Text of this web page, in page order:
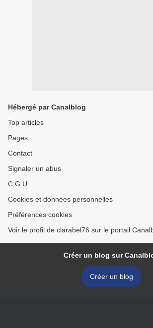
Hébergé par Canalblog
Top articles
Pages
Contact
Signaler un abus
C.G.U.
Cookies et données personnelles
Préférences cookies
Voir le profil de clarabel76 sur le portail
Créer un blog sur
Créer un blog